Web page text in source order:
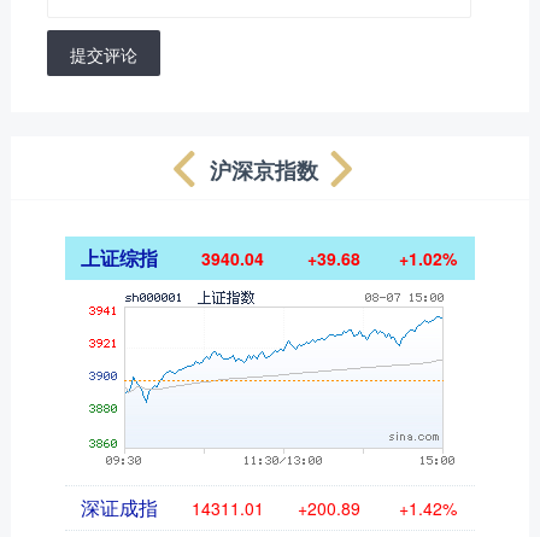
提交评论
沪深京指数
上证综指 3940.04 +39.68 +1.02%
深证成指 14311.01 +200.89 +1.42%